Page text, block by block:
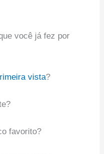
você já fez por
vista?
favorito?